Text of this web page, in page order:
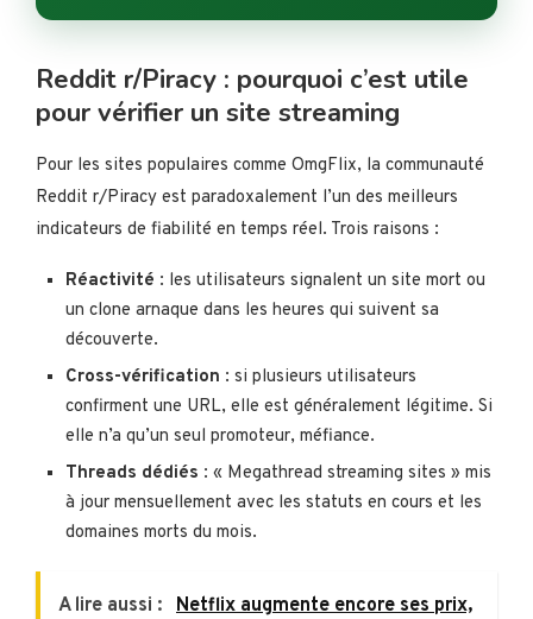
Reddit r/Piracy : pourquoi c’est utile
pour vérifier un site streaming
Pour les sites populaires comme OmgFlix, la communauté
Reddit r/Piracy est paradoxalement l’un des meilleurs
indicateurs de fiabilité en temps réel. Trois raisons :
Réactivité : les utilisateurs signalent un site mort ou
un clone arnaque dans les heures qui suivent sa
découverte.
Cross-vérification : si plusieurs utilisateurs
confirment une URL, elle est généralement légitime. Si
elle n’a qu’un seul promoteur, méfiance.
Threads dédiés : « Megathread streaming sites » mis
à jour mensuellement avec les statuts en cours et les
domaines morts du mois.
A lire aussi :
Netflix augmente encore ses prix,